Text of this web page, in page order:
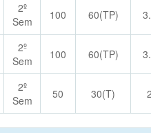
2º
Sem
100 60(TP)
2º
Sem
100 60(TP)
2º
Sem
50 30(T)